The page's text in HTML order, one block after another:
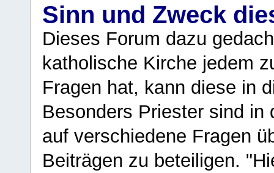
Sinn und Zweck
Dieses Forum dazu
katholische Kirche jedem
Fragen hat, kann diese in
Besonders Priester sind in
auf verschiedene Fragen
Beiträgen zu beteiligen.